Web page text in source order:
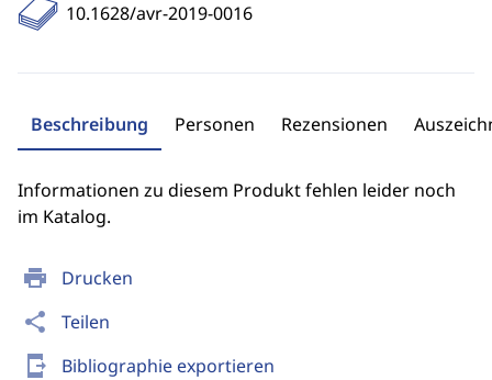
print Drucken
share Teilen
send_to_mobile Bibliographie exportieren
10.1628/avr-2019-0016
Beschreibung Personen Rezensionen
Informationen zu diesem Produkt fehlen leider noch
im Katalog.